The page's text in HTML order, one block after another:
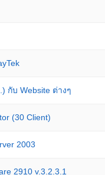
กับ Website ต่างๆ
(30 Client)
2003
2910 v.3.2.3.1